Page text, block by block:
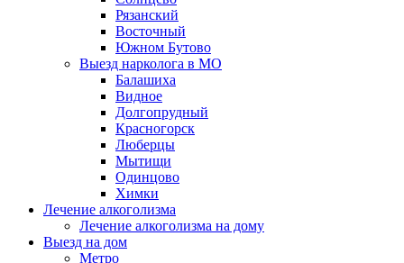
Рязанский
Восточный
Южном Бутово
Выезд нарколога в МО
Балашиха
Видное
Долгопрудный
Красногорск
Люберцы
Мытищи
Одинцово
Химки
Лечение алкоголизма
Лечение алкоголизма на дому
Выезд на дом
Метро